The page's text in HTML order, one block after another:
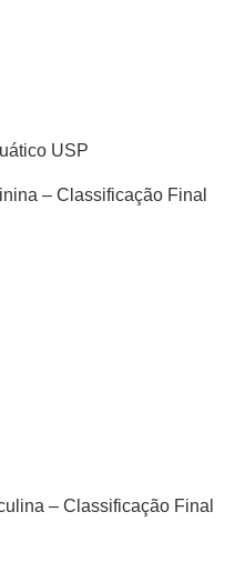
USP
– Classificação Final
– Classificação Final